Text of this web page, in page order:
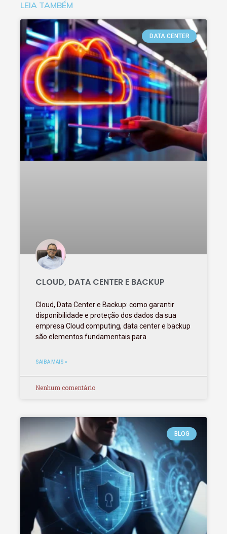
LEIA TAMBÉM
DATA CENTER
CLOUD, DATA CENTER E BACKUP
Cloud, Data Center e Backup: como garantir
disponibilidade e proteção dos dados da sua
empresa Cloud computing, data center e backup
são elementos fundamentais para
SAIBA MAIS »
Nenhum comentário
BLOG